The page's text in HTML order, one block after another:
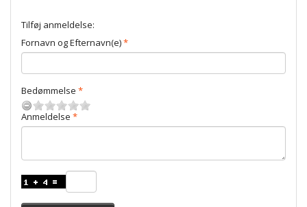
Tilføj anmeldelse:
Fornavn og Efternavn(e)
Bedømmelse
Anmeldelse